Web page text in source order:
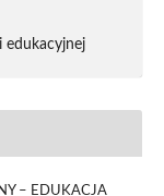
edukacyjnej
– EDUKACJA